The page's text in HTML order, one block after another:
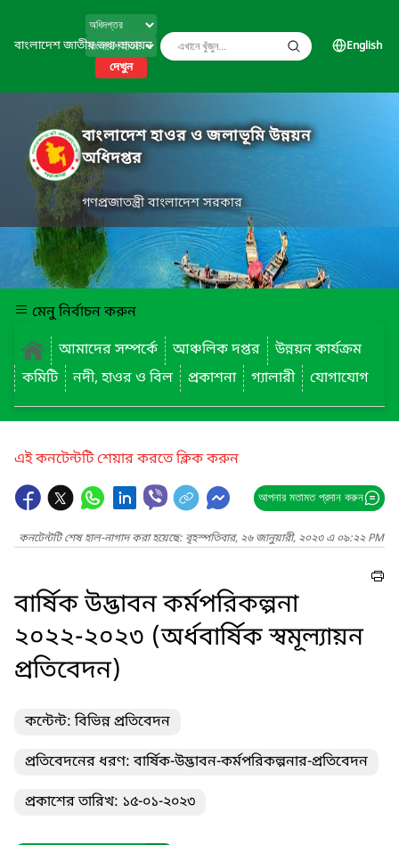
বাংলাদেশ জাতীয় তথ্য বাতায়ন
দেখুন
English
বাংলাদেশ হাওর ও জলাভূমি উন্নয়ন
অধিদপ্তর
গণপ্রজাতন্ত্রী বাংলাদেশ সরকার
মেনু নির্বাচন করুন
আমাদের সম্পর্কে
আঞ্চলিক দপ্তর
উন্নয়ন কার্যক্রম
কমিটি
নদী, হাওর ও বিল প্রকাশনা গ্যালারী যোগাযোগ
এই কনটেন্টটি শেয়ার করতে ক্লিক করুন
আপনার মতামত প্রদান করুন
কনটেন্টটি শেষ হাল-নাগাদ করা হয়েছে: বৃহস্পতিবার, ২৬ জানুয়ারী, ২০২৩ এ ০৯:২২ PM
বার্ষিক উদ্ভাবন কর্মপরিকল্পনা
২০২২-২০২৩ (অর্ধবার্ষিক স্বমূল্যায়ন
প্রতিবেদন)
কন্টেন্ট: বিভিন্ন প্রতিবেদন
প্রতিবেদনের ধরণ: বার্ষিক-উদ্ভাবন-কর্মপরিকল্পনার-প্রতিবেদন
প্রকাশের তারিখ: ১৫-০১-২০২৩